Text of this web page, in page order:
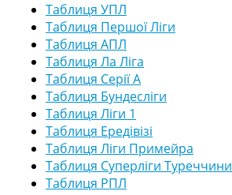
Таблиця УПЛ
Таблиця Першої Ліги
Таблиця АПЛ
Таблиця Ла Ліга
Таблиця Серії А
Таблиця Бундесліги
Таблиця Ліги 1
Таблиця Ередівізі
Таблиця Ліги Примейра
Таблиця Суперліги Туреччини
Таблиця РПЛ